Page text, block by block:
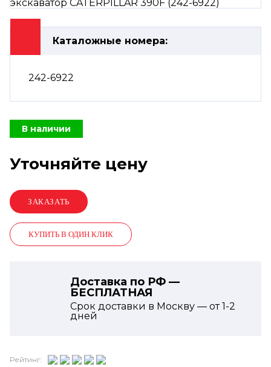
Каталожные номера:
242-6922
В наличии
Уточняйте цену
КУПИТЬ В ОДИН КЛИК
Доставка по РФ —
БЕСПЛАТНАЯ
Срок доставки в Москву — от1-2
дней
Рейтинг: